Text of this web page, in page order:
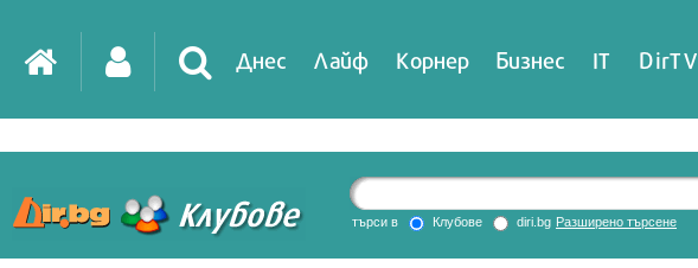
Днес Лайф Корнер Бизнес IT DirTV
търси в Клубове diri.bg Разширено търсене